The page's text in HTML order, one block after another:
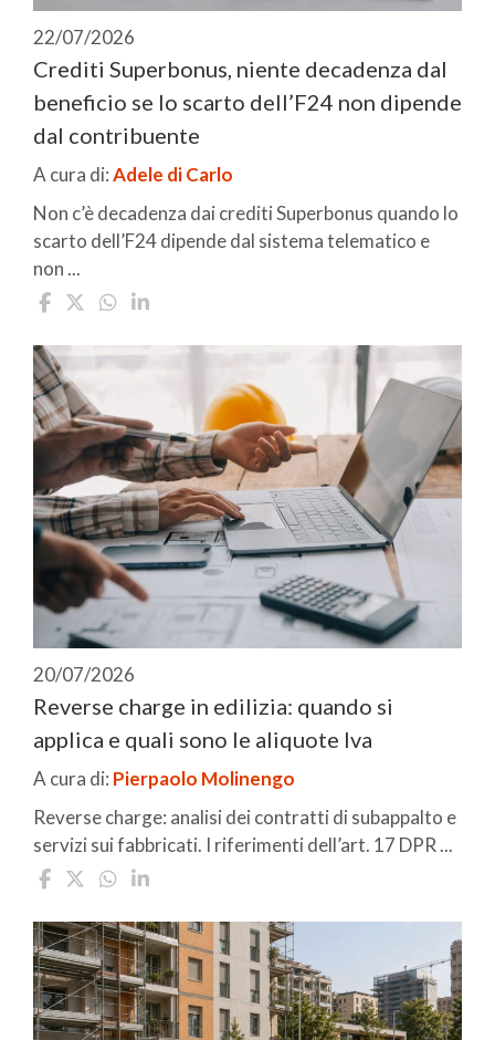
22/07/2026
Crediti Superbonus, niente decadenza dal
beneficio se lo scarto dell’F24 non dipende
dal contribuente
A cura di:Adele di Carlo
Non c’è decadenza dai crediti Superbonus quando lo
scarto dell’F24 dipende dal sistema telematico e
non ...
20/07/2026
Reverse charge in edilizia: quando si
applica e quali sono le aliquote Iva
A cura di: Pierpaolo Molinengo
Reverse charge: analisi dei contratti di subappalto e
servizi sui fabbricati. I riferimenti dell’art. 17 DPR ...